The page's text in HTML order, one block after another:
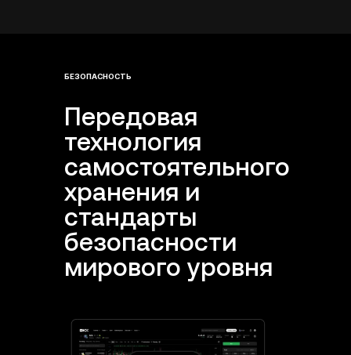
БЕЗОПАСНОСТЬ
Передовая
технология
самостоятельного
хранения и
стандарты
безопасности
мирового уровня